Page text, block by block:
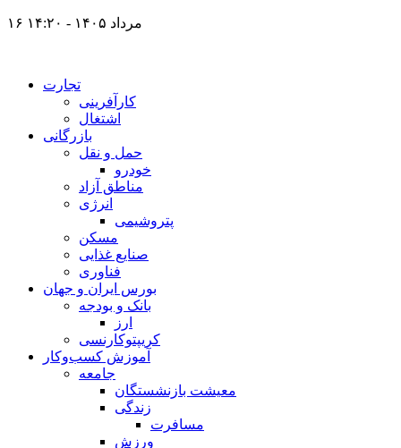
۱۶ مرداد ۱۴۰۵ - ۱۴:۲۰
تجارت
کارآفرینی
اشتغال
بازرگانی
حمل و نقل
خودرو
مناطق آزاد
انرژی
پتروشیمی
مسکن
صنایع غذایی
فناوری
بورس ایران و جهان
بانک و بودجه
ارز
کریپتوکارنسی
آموزش کسب‌وکار
جامعه
معیشت بازنشستگان
زندگی
مسافرت
ورزش